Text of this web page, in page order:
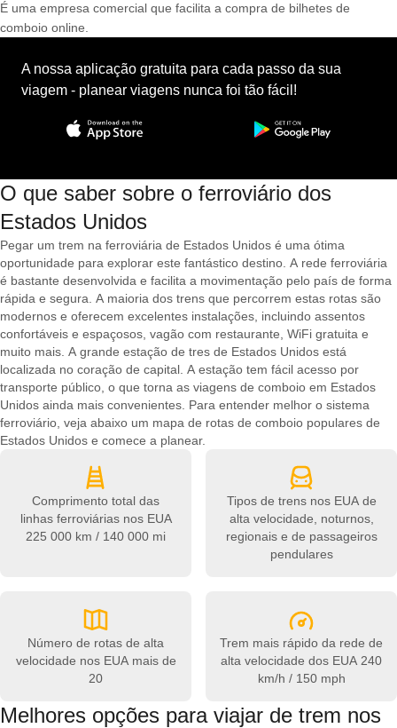
É uma empresa comercial que facilita a compra de bilhetes de
comboio online.
A nossa aplicação gratuita para cada passo da sua
viagem - planear viagens nunca foi tão fácil!
O que saber sobre o ferroviário dos
Estados Unidos
Pegar um trem na ferroviária de Estados Unidos é uma ótima
oportunidade para explorar este fantástico destino. A rede ferroviária
é bastante desenvolvida e facilita a movimentação pelo país de forma
rápida e segura. A maioria dos trens que percorrem estas rotas são
modernos e oferecem excelentes instalações, incluindo assentos
confortáveis e espaçosos, vagão com restaurante, WiFi gratuita e
muito mais. A grande estação de tres de Estados Unidos está
localizada no coração de capital. A estação tem fácil acesso por
transporte público, o que torna as viagens de comboio em Estados
Unidos ainda mais convenientes. Para entender melhor o sistema
ferroviário, veja abaixo um mapa de rotas de comboio populares de
Estados Unidos e comece a planear.
Comprimento total das
linhas ferroviárias nos EUA
225 000 km / 140 000 mi
Tipos de trens nos EUAde
alta velocidade, noturnos,
regionais e de passageiros
pendulares
Número de rotas de alta
velocidade nos EUAmais de
20
Trem mais rápido da rede de
alta velocidade dos EUA 240
km/h / 150 mph
Melhores opções para viajar de trem nos